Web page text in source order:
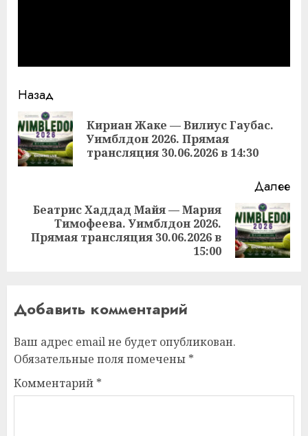
Продолжить
чтение
Назад
Кириан Жаке — Вилиус Гаубас.
Уимблдон 2026. Прямая
трансляция 30.06.2026 в 14:30
Далее
Следующая
запись:
Беатрис Хаддад Майя — Мария
Тимофеева. Уимблдон 2026.
Прямая трансляция 30.06.2026 в
15:00
Добавить комментарий
Ваш адрес email не будет опубликован.
Обязательные поля помечены *
Комментарий *